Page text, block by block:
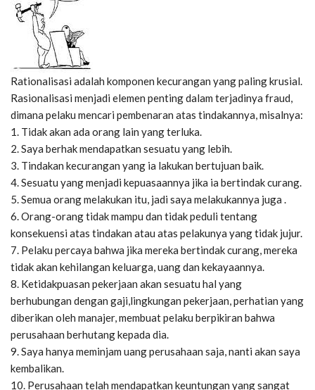
Rationalisasi adalah komponen kecurangan yang paling krusial.
Rasionalisasi menjadi elemen penting dalam terjadinya fraud,
dimana pelaku mencari pembenaran atas tindakannya, misalnya:
1. Tidak akan ada orang lain yang terluka.
2. Saya berhak mendapatkan sesuatu yang lebih.
3. Tindakan kecurangan yang ia lakukan bertujuan baik.
4. Sesuatu yang menjadi kepuasaannya jika ia bertindak curang.
5. Semua orang melakukan itu, jadi saya melakukannya juga .
6. Orang-orang tidak mampu dan tidak peduli tentang
konsekuensi atas tindakan atau atas pelakunya yang tidak jujur.
7. Pelaku percaya bahwa jika mereka bertindak curang, mereka
tidak akan kehilangan keluarga, uang dan kekayaannya.
8. Ketidakpuasan pekerjaan akan sesuatu hal yang
berhubungan dengan gaji,lingkungan pekerjaan, perhatian yang
diberikan oleh manajer, membuat pelaku berpikiran bahwa
perusahaan berhutang kepada dia.
9. Saya hanya meminjam uang perusahaan saja, nanti akan saya
kembalikan.
10. Perusahaan telah mendapatkan keuntungan yang sangat